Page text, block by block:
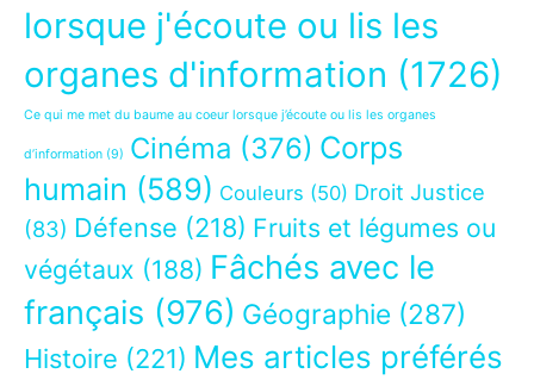
lorsque j'écoute ou lis les
organes d'information (1726)
Ce qui me met du baume au coeur lorsque j’écoute ou lis les organes
d’information (9) Cinéma (376) Corps
humain (589) Couleurs (50) Droit Justice
(83) Défense (218) Fruits et légumes ou
végétaux (188) Fâchés avec le
français (976) Géographie (287)
Histoire (221) Mes articles préférés